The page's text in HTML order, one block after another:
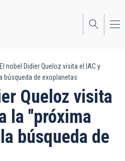
El nobel Didier Queloz visita el IAC y
búsqueda de exoplanetas
Queloz visita
la "próxima
búsqueda de